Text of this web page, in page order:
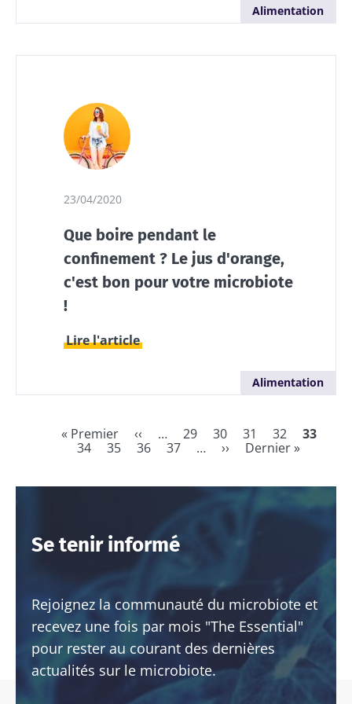
Alimentation
23/04/2020
Que boire pendant le
confinement ? Le jus d'orange,
c'est bon pour votre microbiote
!
Lire l'article
Alimentation
Pagination
Première
page
« Premier
Page
précédente
‹‹ … Page
29 Page
30 Page
31 Page
32
Page
33
34
Page
35 Page
36 Page
37 …
Page
››
Dernière
Dernier »
Se tenir informé
Rejoignez la communauté du microbiote et
recevez une fois par mois "The Essential"
pour rester au courant des dernières
actualités sur le microbiote.